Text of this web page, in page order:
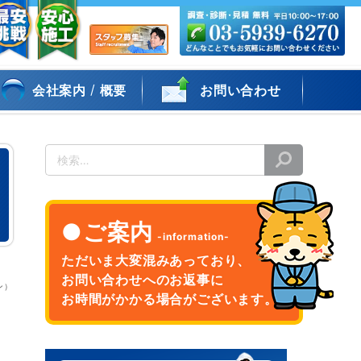
会社案内 / 概要 お問い合わせ
検
ご案内
ただいま大変混みあっており、
お問い合わせへのお返事に
お時間がかかる場合がございます。